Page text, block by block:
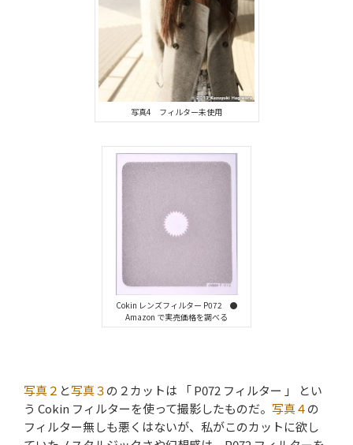
写真4 フィルター未使用
Cokin レンズフィルター P072 ●
Amazon で実売価格を調べる
写真２ と写真３の２カットは 「 P072 フィルター 」 とい
う Cokin フィルターを使って撮影したものだ。 写真４の
フィルター無しも悪くはないが、私がこのカットに欲し